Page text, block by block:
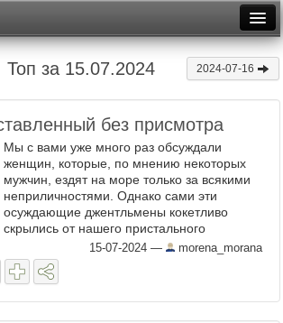
Месяц
Рейтинги
Архив
Фототоп
Видеотоп
Топ за 15.07.2024 2024-07-16
без присмотра
Мы с вами уже много раз обсуждали
женщин, которые, по мнению некоторых
мужчин, ездят на море только за всякими
неприличностями. Однако сами эти
осуждающие джентльмены кокетливо
скрылись от нашего пристального
внимания. Что же, давайте хорошенько
рассмотрим их моральный ...
15-07-2024 — morena_morana